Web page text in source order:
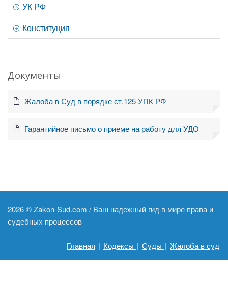
УК РФ
Конституция
Документы
Жалоба в Суд в порядке ст.125 УПК РФ
Гарантийное письмо о приеме на работу для УДО
2026 ©Zakon-Sud.com / Ваш надежный гид в мире права и
судебных процессов
Главная | Кодексы | Суды | Жалоба в суд